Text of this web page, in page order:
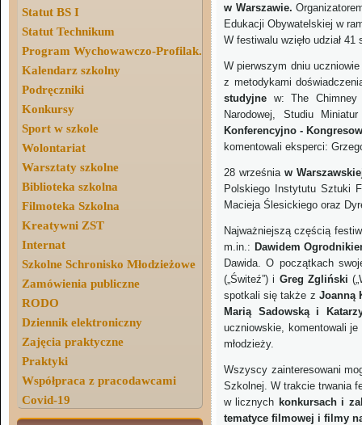
Statut BS I
Statut Technikum
Program Wychowawczo-Profilak.
Kalendarz szkolny
Podręczniki
Konkursy
Sport w szkole
Wolontariat
Warsztaty szkolne
Biblioteka szkolna
Filmoteka Szkolna
Kreatywni ZST
Internat
Szkolne Schronisko Młodzieżowe
Zamówienia publiczne
RODO
Dziennik elektroniczny
Zajęcia praktyczne
Praktyki
Współpraca z pracodawcami
Covid-19
w Warszawie.
Edukacji Obywatelskiej w
W festiwalu wzięło udział
W pierwszym dniu
z metodykami
studyjne w: The Chimney
Narodowej, Studiu
Konferencyjno -
komentowali eksperci:
28 września w
Polskiego Instytutu Sztuki
Macieja Ślesickiego oraz
Najważniejszą częścią
m.in.: Dawidem
Dawida. O początkach
(„Świteź”) i Greg Zgliński
spotkali się także z Joanną
Marią Sadowską i
uczniowskie, komentowali
młodzieży.
Wszyscy zainteresowani
Szkolnej. W trakcie trwania
w licznych konkursach i
tematyce filmowej i filmy